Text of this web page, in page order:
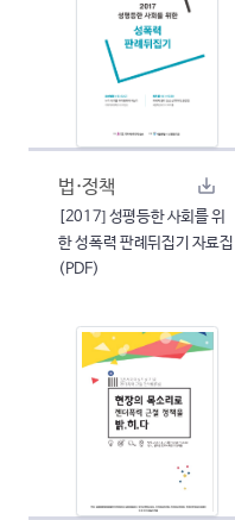
법·정책
[2017] 성평등한 사회를 위
한 성폭력 판례뒤집기 자료집
(PDF)